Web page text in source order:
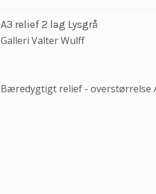
A3 relief 2 lag Lysgrå
Galleri Valter Wulff
Bæredygtigt relief - overstørrelse